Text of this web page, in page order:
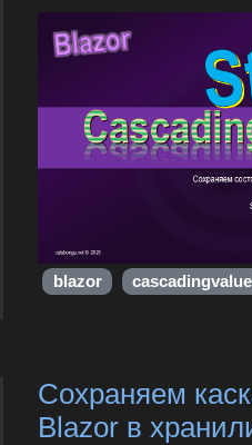
blazor cascadingvalue
Сохраняем
Blazor в